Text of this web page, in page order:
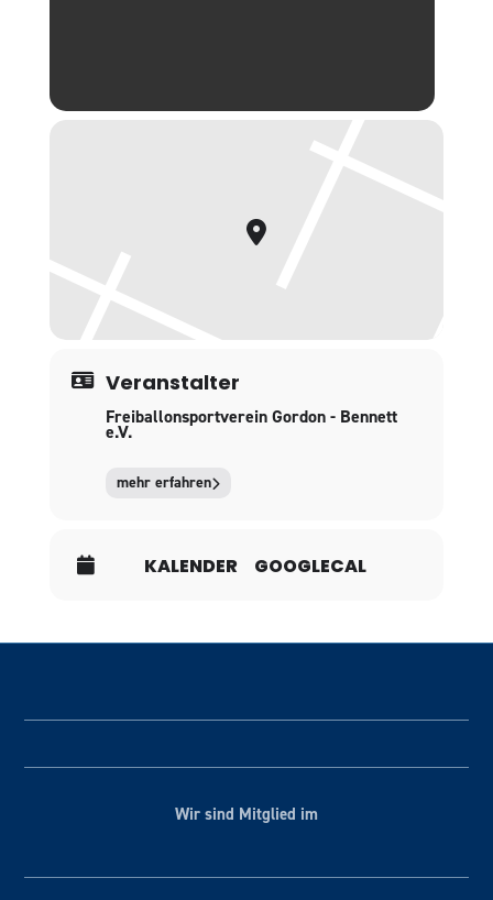
Veranstalter
Freiballonsportverein Gordon - Bennett
e.V.
mehr erfahren
KALENDER GOOGLECAL
Wir sind Mitglied im